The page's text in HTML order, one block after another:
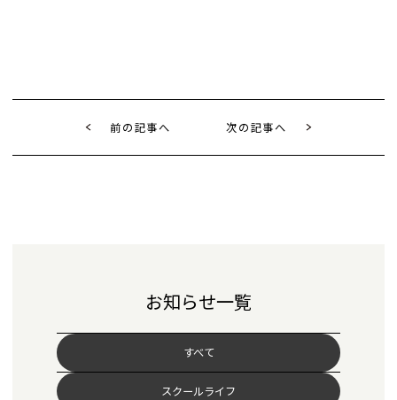
前の記事へ 次の記事へ
お知らせ一覧
すべて
スクールライフ